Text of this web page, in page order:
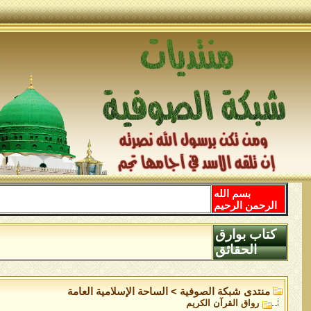
بسم الله
الرحمن الرحيم
كتاب بوارق
الحقائق
منتدى شبكة الصوفية > الساحة اﻹسلامية العامة
رواق القرآن الكريم